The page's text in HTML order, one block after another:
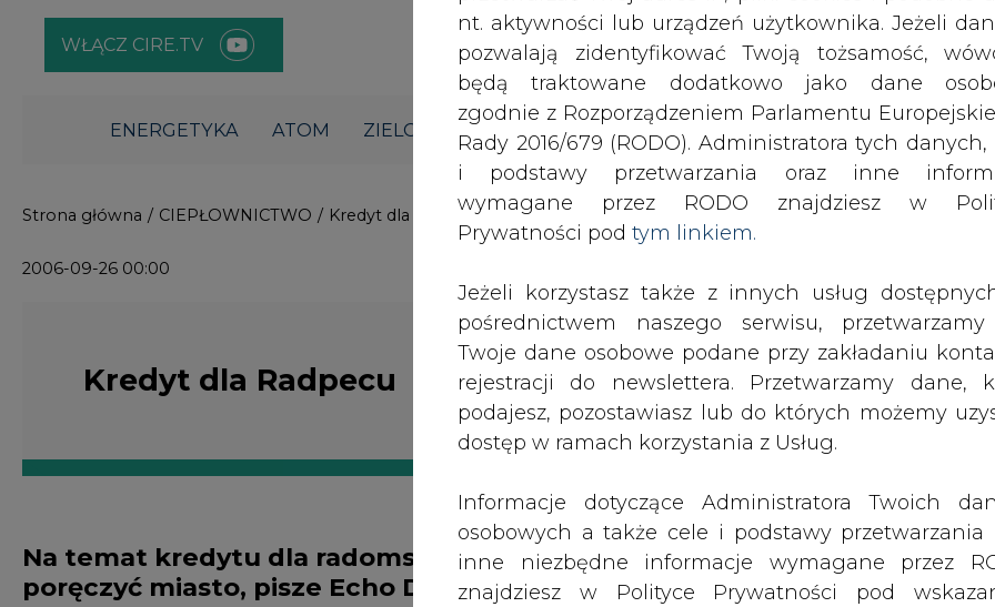
ZIELONA GOSPODARKA ZMIANY KADROWE NA RYNKU
pozwalają zidentyfikować Twoją tożsamość,
będą traktowane dodatkowo jako dane
zgodnie z Rozporządzeniem Parlamentu
Rady 2016/679 (RODO). Administratora tych danych,
i podstawy przetwarzania oraz inne
wymagane przez RODO znajdziesz w
Prywatności podtym linkiem.
pośrednictwem naszego serwisu,
Twoje dane osobowe podane przy zakładaniu
rejestracji do newslettera. Przetwarzamy dane,
podajesz, pozostawiasz lub do których możemy
dostęp w ramach korzystania z Usług.
osobowych a także cele i podstawy przetwarzania
inne niezbędne informacje wymagane przez
znajdziesz w Polityce Prywatności pod
linkiem (tym linkiem). Dane zbierane na
Kredyt dla Radpecu
2006-09-26 00:00 drukuj skomentuj
Na temat kredytu dla radomskiego Radpecu, który po raz kolejny musi
poręczyć miasto, pisze Echo Dnia.